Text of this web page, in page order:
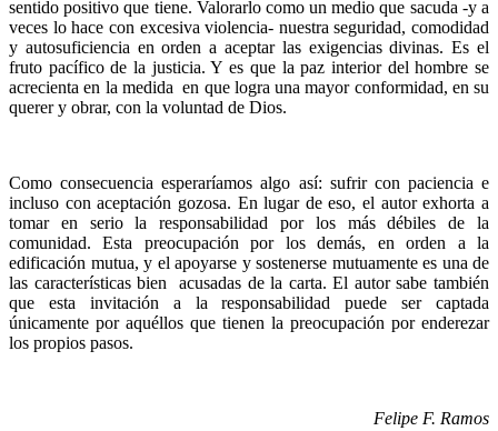
sentido positivo que tiene. Valorarlo como un medio que sacuda -y a
veces lo hace con excesiva violencia- nuestra seguridad, comodidad
y autosuficiencia en orden a aceptar las exigencias divinas. Es el
fruto pacífico de la justicia. Y es que la paz interior del hombre se
acrecienta en la medida en que logra una mayor conformidad, en su
querer y obrar, con la voluntad de Dios.
Como consecuencia esperaríamos algo así: sufrir con paciencia e
incluso con aceptación gozosa. En lugar de eso, el autor exhorta a
tomar en serio la responsabilidad por los más débiles de la
comunidad. Esta preocupación por los demás, en orden a la
edificación mutua, y el apoyarse y sostenerse mutuamente es una de
las características bien acusadas de la carta. El autor sabe también
que esta invitación a la responsabilidad puede ser captada
únicamente por aquéllos que tienen la preocupación por enderezar
los propios pasos.
Felipe F. Ramos